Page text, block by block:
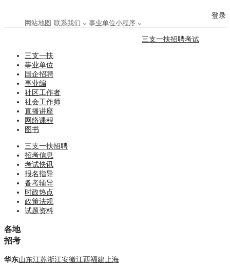
网站地图 联系我们 事业单位小程序
登录
三支一扶招聘考试
三支一扶
事业单位
国企招聘
事业编
社区工作者
社会工作师
直播讲座
网络课程
图书
三支一扶招聘
招考信息
考试快讯
报名指导
备考辅导
时政热点
政策法规
试题资料
各地
招考
华东山东江苏浙江安徽江西福建 上海